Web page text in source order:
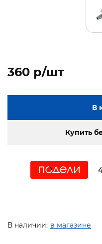
360 p/шт
В
Купить
В наличии: в магазине